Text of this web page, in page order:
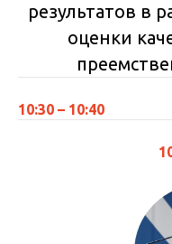
результатов в
оценки
10:30 – 10:40